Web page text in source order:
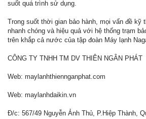
suốt quá trình sử dụng.
Trong suốt thời gian bảo hành, mọi vấn đề kỹ
nhanh chóng và hiệu quả với hệ thống trạm
trên khắp cả nước của tập đoàn Máy lạnh
CÔNG TY TNHH TM DV THIÊN NGÂN PHÁT
Web: maylanhthiennganphat.com
Web: maylanhdaikin.vn
Đ/c: 567/49 Nguyễn Ảnh Thủ, P.Hiệp Thành,